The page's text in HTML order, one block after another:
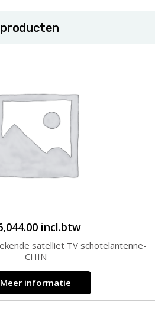
incl.btw
satelliet TV schotelantenne-
CHIN
Meer informatie